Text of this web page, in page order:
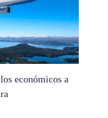
económicos a